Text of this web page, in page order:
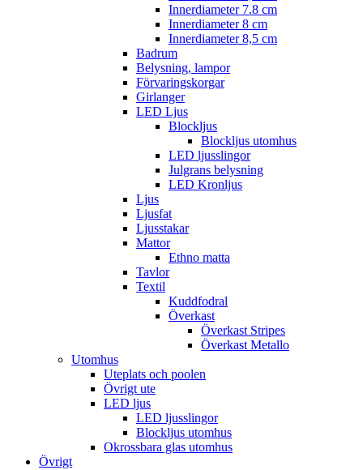
Innerdiameter 7.8 cm
Innerdiameter 8 cm
Innerdiameter 8,5 cm
Badrum
Belysning, lampor
Förvaringskorgar
Girlanger
LED Ljus
Blockljus
Blockljus utomhus
LED ljusslingor
Julgrans belysning
LED Kronljus
Ljus
Ljusfat
Ljusstakar
Mattor
Ethno matta
Tavlor
Textil
Kuddfodral
Överkast
Överkast Stripes
Överkast Metallo
Utomhus
Uteplats och poolen
Övrigt ute
LED ljus
LED ljusslingor
Blockljus utomhus
Okrossbara glas utomhus
Övrigt